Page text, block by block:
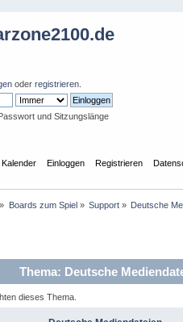
oder registrieren
und Sitzungslänge
Kalender Einloggen Registrieren
» Boards zum Spiel» Support» Deutsche
Thema: Deutsche
dieses Thema.